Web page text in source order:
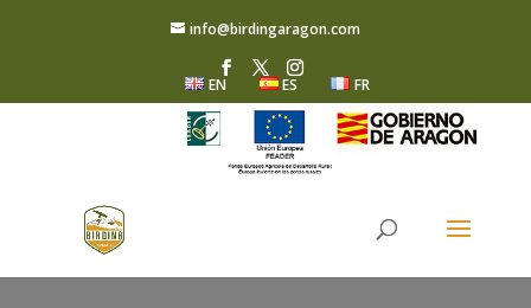
info@birdingaragon.com
EN ES FR